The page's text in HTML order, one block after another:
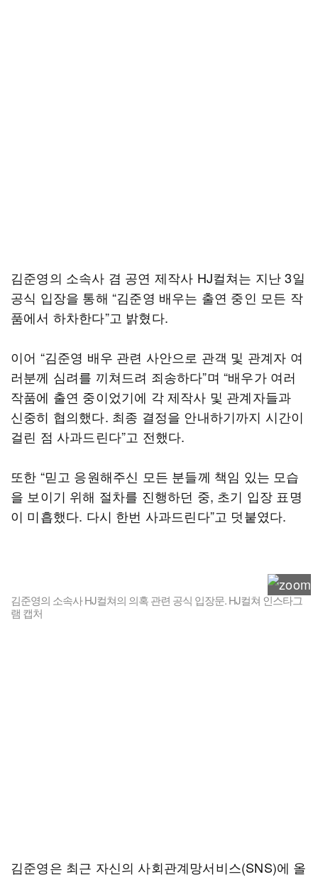
김준영의 소속사 겸 공연 제작사 HJ컬쳐는 지난 3일
공식 입장을 통해 “김준영 배우는 출연 중인 모든 작
품에서 하차한다”고 밝혔다.
이어 “김준영 배우 관련 사안으로 관객 및 관계자 여
러분께 심려를 끼쳐드려 죄송하다”며 “배우가 여러
작품에 출연 중이었기에 각 제작사 및 관계자들과
신중히 협의했다. 최종 결정을 안내하기까지 시간이
걸린 점 사과드린다”고 전했다.
또한 “믿고 응원해주신 모든 분들께 책임 있는 모습
을 보이기 위해 절차를 진행하던 중, 초기 입장 표명
이 미흡했다. 다시 한번 사과드린다”고 덧붙였다.
김준영의 소속사 HJ컬쳐의 의혹 관련 공식 입장문. HJ컬쳐 인스타그
램 캡처
김준영은 최근 자신의 사회관계망서비스(SNS)에 올